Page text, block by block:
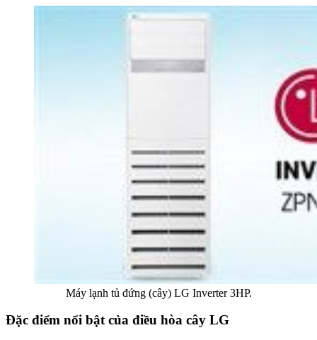
Máy lạnh tủ đứng (cây) LG Inverter 3HP.
Đặc điểm nổi bật của điều hòa cây LG